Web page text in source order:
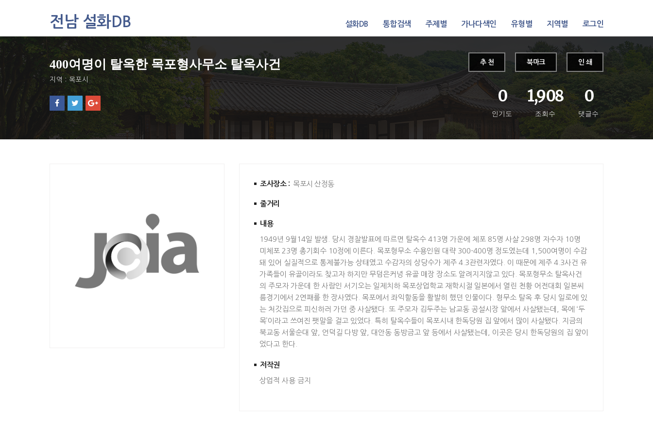
설화DB
통합검색
가나다색인
지역별
로그인
지역별
유형별
가나다색인
주제별
통합검색
설화DB
전남 설화DB
400여명이 탈옥한 목포형사무소 탈옥사건
지역 : 목포시
0
댓글수
1,908
조회수
0
인기도
추 천 북마크 인 쇄
조사장소 : 목포시 산정동
줄거리
내용
1949년 9월14일 발생. 당시 경찰발표에 따르면 탈옥수 413명 가운에 체포 85명 사살 298명 자수자 10명
미체포 23명 총기회수 10정에 이른다. 목포형무소 수용인원 대략 300-400명 정도였는데 1,500여명이 수감
돼 있어 실질적으로 통제불가능 상태였고 수감자의 상당수가 제주 4.3관련자였다. 이 때문에 제주 4.3사건 유
가족들이 유골이라도 찾고자 하지만 무덤은커녕 유골 매장 장소도 알려지지않고 있다. 목포형무소 탈옥사건
의 주모자 가운데 한 사람인 서기오는 일제치하 목포상업학교 재학시절 일본에서 열린 천황 어전대회 일본씨
름경기에서 2연패를 한 장사였다. 목포에서 좌익할동을 활발히 했던 인물이다. 형무소 탈옥 후 당시 일로에 있
는 처갓집으로 피신하러 가던 중 사살됐다. 또 주모자 김두주는 남교동 공설시장 앞에서 사살됐는데, 목에 ‘두
목’이라고 쓰여진 팻말을 걸고 있었다. 특히 탈옥수들이 목포시내 한독당원 집 앞에서 많이 사살됐다. 지금의
북교동 서울순대 앞, 언덕길 다방 앞, 대안동 동방금고 앞 등에서 사살됐는데, 이곳은 당시 한독당원의 집 앞이
었다고 한다.
저작권
상업적 사용 금지